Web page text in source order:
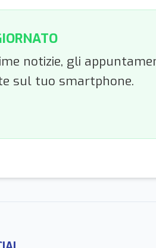
notizie, gli
sul tuo smartphone.